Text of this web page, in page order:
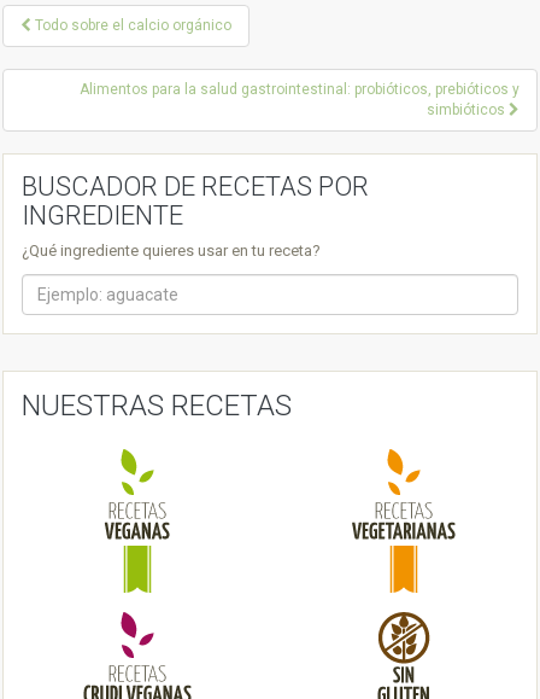
P
o
t
g
a
Todo sobre el calcio orgánico
Alimentos para la salud gastrointestinal: probióticos, prebióticos y
simbióticos
BUSCADOR DE RECETAS POR
INGREDIENTE
¿Qué ingrediente quieres usar en tu receta?
NUESTRAS RECETAS